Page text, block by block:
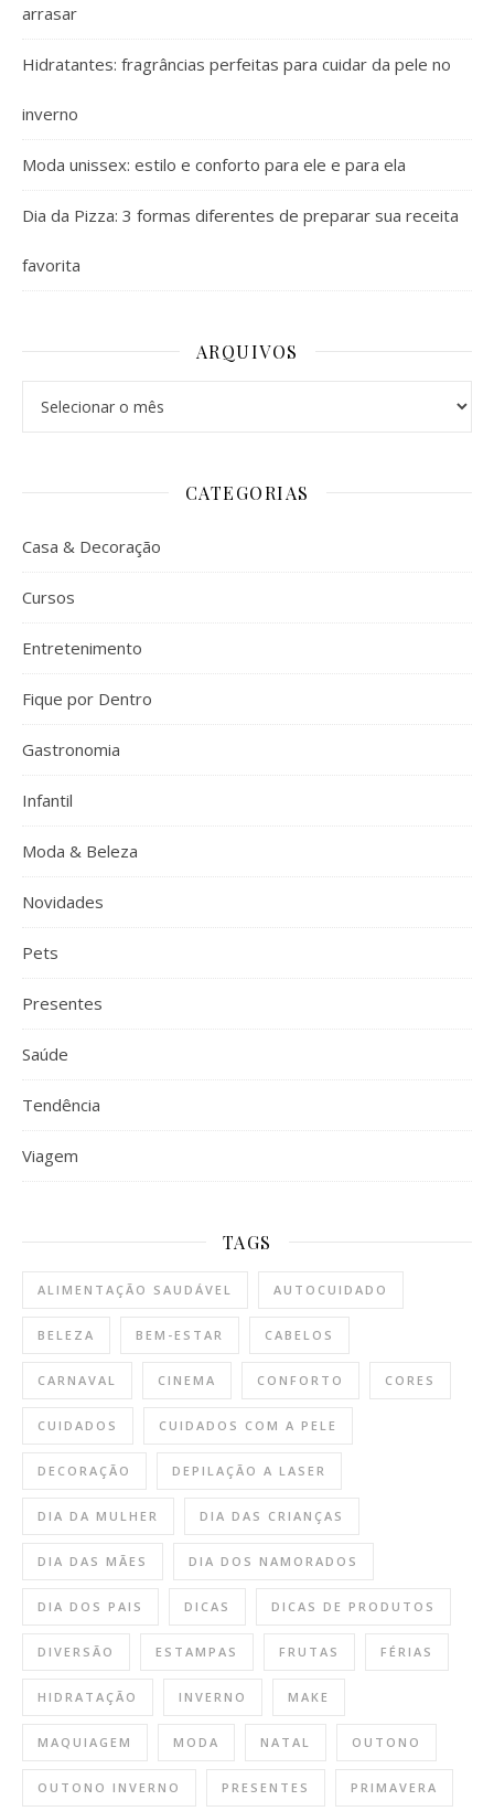
arrasar
Hidratantes: fragrâncias perfeitas para cuidar da pele no
inverno
Moda unissex: estilo e conforto para ele e para ela
Dia da Pizza: 3 formas diferentes de preparar sua receita
favorita
ARQUIVOS
CATEGORIAS
Casa & Decoração
Cursos
Entretenimento
Fique por Dentro
Gastronomia
Infantil
Moda & Beleza
Novidades
Pets
Presentes
Saúde
Tendência
Viagem
TAGS
ALIMENTAÇÃO SAUDÁVEL AUTOCUIDADO
BELEZA BEM-ESTAR CABELOS
CARNAVAL CINEMA CONFORTO CORES
CUIDADOS CUIDADOS COM A PELE
DECORAÇÃO DEPILAÇÃO A LASER
DIA DA MULHER DIA DAS CRIANÇAS
DIA DAS MÃES DIA DOS NAMORADOS
DIA DOS PAIS DICAS DICAS DE PRODUTOS
DIVERSÃO ESTAMPAS FRUTAS FÉRIAS
HIDRATAÇÃO INVERNO MAKE
MAQUIAGEM MODA NATAL OUTONO
OUTONO INVERNO PRESENTES PRIMAVERA